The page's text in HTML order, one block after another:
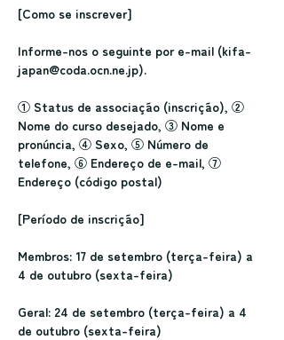
[Como se inscrever]
Informe-nos o seguinte por e-mail (kifa-
japan@coda.ocn.ne.jp).
① Status de associação (inscrição), ②
Nome do curso desejado, ③ Nome e
pronúncia, ④ Sexo, ⑤ Número de
telefone, ⑥ Endereço de e-mail, ⑦
Endereço (código postal)
[Período de inscrição]
Membros: 17 de setembro (terça-feira) a
4 de outubro (sexta-feira)
Geral: 24 de setembro (terça-feira) a 4
de outubro (sexta-feira)